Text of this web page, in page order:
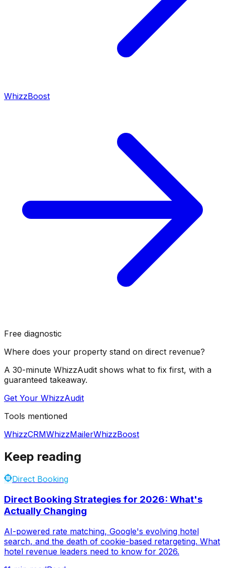
WhizzBoost
Free diagnostic
Where does your property stand on direct revenue?
A 30-minute WhizzAudit shows what to fix first, with a
guaranteed takeaway.
Get Your WhizzAudit
Tools mentioned
WhizzCRMWhizzMailerWhizzBoost
Keep reading
Direct Booking
Direct Booking Strategies for 2026: What's
Actually Changing
AI-powered rate matching, Google's evolving hotel
search, and the death of cookie-based retargeting. What
hotel revenue leaders need to know for 2026.